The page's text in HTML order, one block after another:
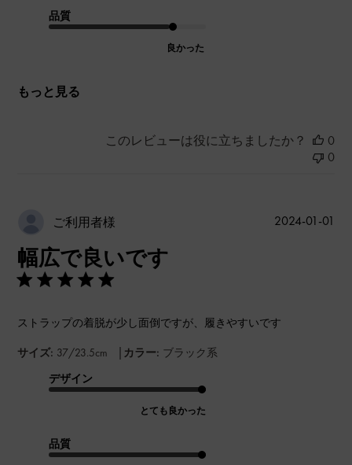
品質
良かった
もっと見る
このレビューは役に立ちましたか？
0
0
ご利用者様
幅広で良いです
ストラップの着脱が少し面倒ですが、履きやすいです
サイズ: 37/23.5cm | カラー: ブラック系
デザイン
とても良かった
品質
2024-01-01